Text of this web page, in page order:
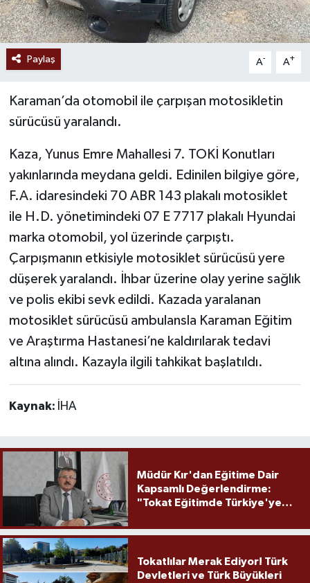
Paylaş A- A+
Karaman’da otomobil ile çarpışan motosikletin
sürücüsü yaralandı.
Kaza, Yunus Emre Mahallesi 7. TOKİ Konutları
yakınlarında meydana geldi. Edinilen bilgiye göre,
F.A. idaresindeki 70 ABR 143 plakalı motosiklet
ile H.D. yönetimindeki 07 E 7717 plakalı Hyundai
marka otomobil, yol üzerinde çarpıştı.
Çarpışmanın etkisiyle motosiklet sürücüsü yere
düşerek yaralandı. İhbar üzerine olay yerine sağlık
ve polis ekibi sevk edildi. Kazada yaralanan
motosiklet sürücüsü ambulansla Karaman Eğitim
ve Araştırma Hastanesi’ne kaldırılarak tedavi
altına alındı. Kazayla ilgili tahkikat başlatıldı.
Kaynak: İHA
Müdür Kır'dan Eğitime Dair
Kapsamlı Değerlendirme:
"Tokat Eğitimde Türkiye'ye
Tokatlılar Merak Ediyor! Türk
Devletleri ve Türk Büyükleri